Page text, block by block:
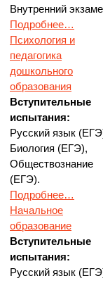
Внутренний
Подробнее…
Психология и
педагогика
дошкольного
образования
Вступительные
испытания:
Русский язык
Биология (ЕГЭ),
Обществознание
(ЕГЭ).
Подробнее…
Начальное
образование
Вступительные
испытания:
Русский язык